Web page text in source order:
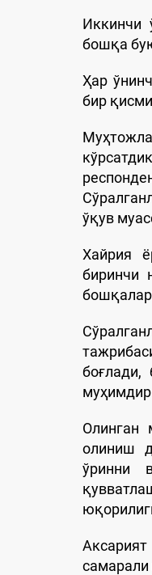
Иккинчи
бошқа
Ҳар
бир
ўқув
Хайрия
биринчи
боғлади,
Олинган
олиниш
ўринни
самарали